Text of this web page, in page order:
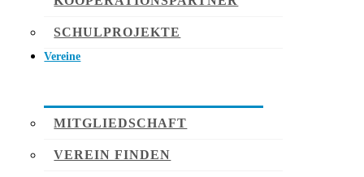
SCHULPROJEKTE
Vereine
MITGLIEDSCHAFT
VEREIN FINDEN